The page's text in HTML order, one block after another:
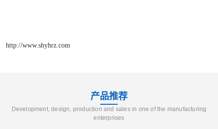
http://www.shyhrz.com
产品推荐
Development, design, production and sales in one of the manufacturing
enterprises